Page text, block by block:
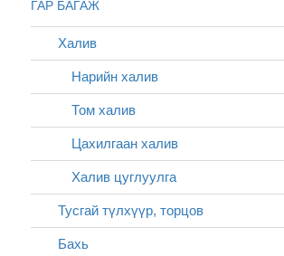
ГАР БАГАЖ
Халив
Нарийн халив
Том халив
Цахилгаан халив
Халив цуглуулга
Тусгай түлхүүр, торцов
Бахь